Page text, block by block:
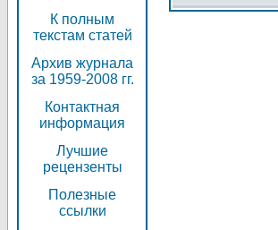
К полным
текстам статей
Архив журнала
за 1959-2008 гг.
Контактная
информация
Лучшие
рецензенты
Полезные
ссылки